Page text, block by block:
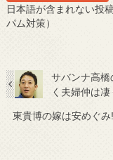
日本語が含まれない投
パム対策）
サバンナ高
く夫婦仲は
東貴博の嫁は安めぐ